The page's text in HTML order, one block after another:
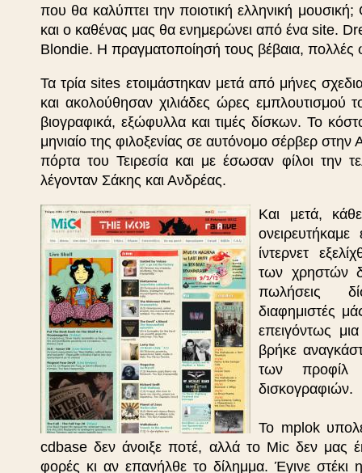
που θα καλύπτει την ποιοτική ελληνική
και ο καθένας μας θα ενημερώνει από ένα site.
Blondie. Η πραγματοποίησή τους βέβαια, πολλές
Τα τρία sites ετοιμάστηκαν μετά από μήνες
και ακολούθησαν χιλιάδες ώρες εμπλουτισμού
βιογραφικά, εξώφυλλα και τιμές δίσκων. Το
μηνιαίο της φιλοξενίας σε αυτόνομο σέρβερ
πόρτα του Τειρεσία και με έσωσαν φίλοι την
λέγονταν Σάκης και Ανδρέας.
Και μετά,
ίντερνετ
των χρηστών
πωλήσεις
διαφημιστές
επειγόντως
βρήκε
των προφίλ
δισκογραφιών.
Το mplok
cdbase δεν άνοιξε ποτέ, αλλά το Mic δεν μας
φορές κι αν επανήλθε το δίλημμα. Έγινε